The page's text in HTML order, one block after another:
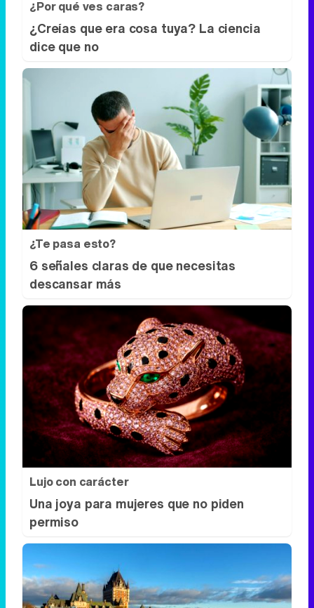
¿Por qué ves caras?
¿Creías que era cosa tuya? La ciencia
dice que no
¿Te pasa esto?
6 señales claras de que necesitas
descansar más
Lujo con carácter
Una joya para mujeres que no piden
permiso